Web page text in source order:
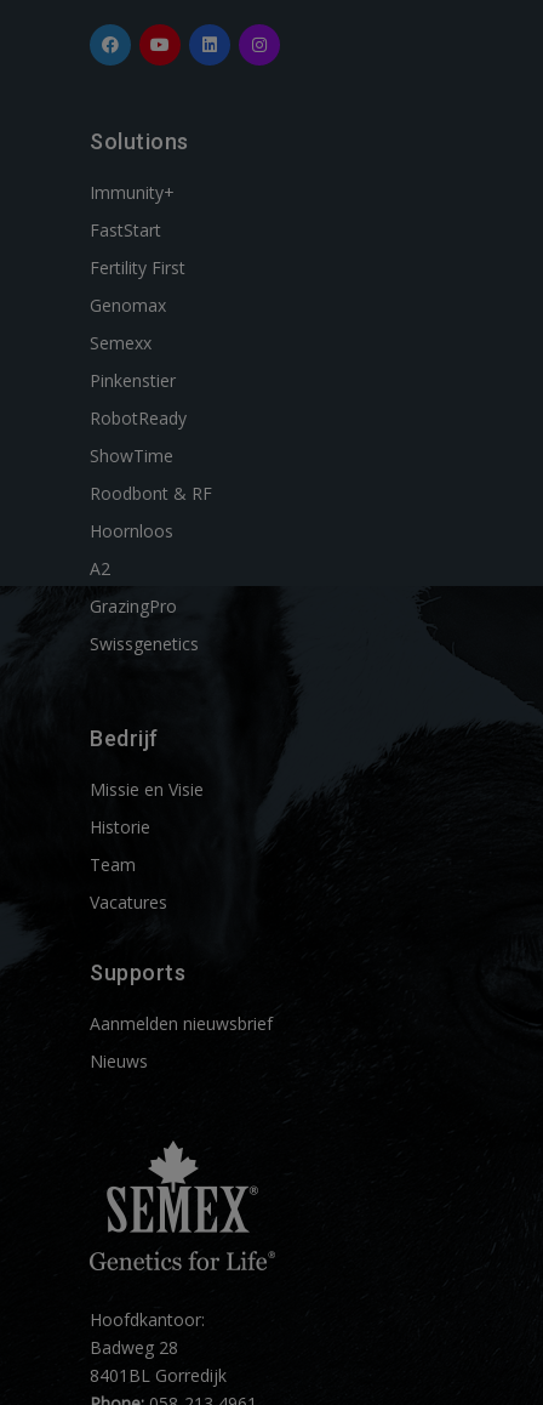
Solutions
Immunity+
FastStart
Fertility First
Genomax
Semexx
Pinkenstier
RobotReady
ShowTime
Roodbont & RF
Hoornloos
A2
GrazingPro
Swissgenetics
Bedrijf
Missie en Visie
Historie
Team
Vacatures
Supports
Aanmelden nieuwsbrief
Nieuws
Hoofdkantoor:
Badweg 28
8401BL Gorredijk